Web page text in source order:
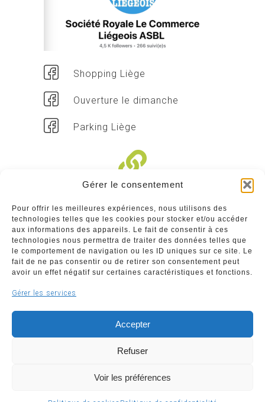
Gérer le consentement
Pour offrir les meilleures expériences, nous utilisons des
technologies telles que les cookies pour stocker et/ou accéder
aux informations des appareils. Le fait de consentir à ces
technologies nous permettra de traiter des données telles que
le comportement de navigation ou les ID uniques sur ce site. Le
fait de ne pas consentir ou de retirer son consentement peut
avoir un effet négatif sur certaines caractéristiques et fonctions.
Gérer les services
Accepter
Refuser
Voir les préférences
Shopping Liège
Ouverture le dimanche
Parking Liège
Commerçants
Annuaire des commerçants : insérez gratuitement
votre activité dans notre annuaire sur notre site ci-
dessous
Copyright © 2026 Société Royale Le Commerce Liégeois